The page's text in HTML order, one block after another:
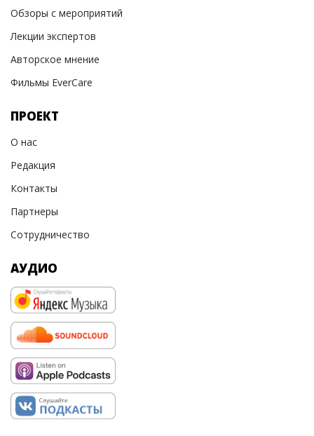
Обзоры с мероприятий
Лекции экспертов
Авторское мнение
Фильмы EverCare
ПРОЕКТ
О нас
Редакция
Контакты
Партнеры
Сотрудничество
АУДИО